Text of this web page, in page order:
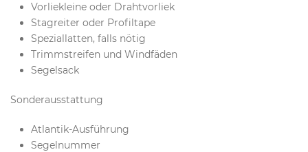
Vorliekleine oder Drahtvorliek
Stagreiter oder Profiltape
Speziallatten, falls nötig
Trimmstreifen und Windfäden
Segelsack
Sonderausstattung
Atlantik-Ausführung
Segelnummer